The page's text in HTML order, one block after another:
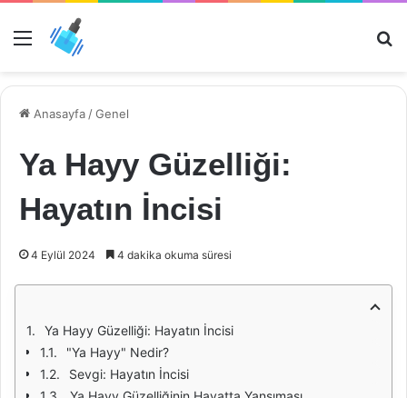
Menü
Anasayfa /Genel
Ya Hayy Güzelliği:
Hayatın İncisi
4 Eylül 2024 4 dakika okuma süresi
Ya Hayy Güzelliği: Hayatın İncisi
"Ya Hayy" Nedir?
Sevgi: Hayatın İncisi